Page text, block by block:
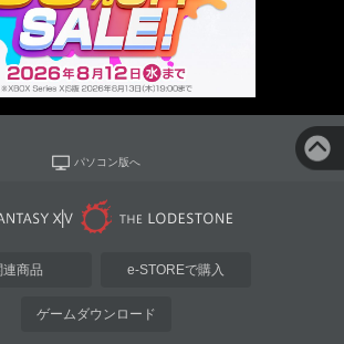
パソコン版へ
連商品 e-STOREで購入
ゲームダウンロード